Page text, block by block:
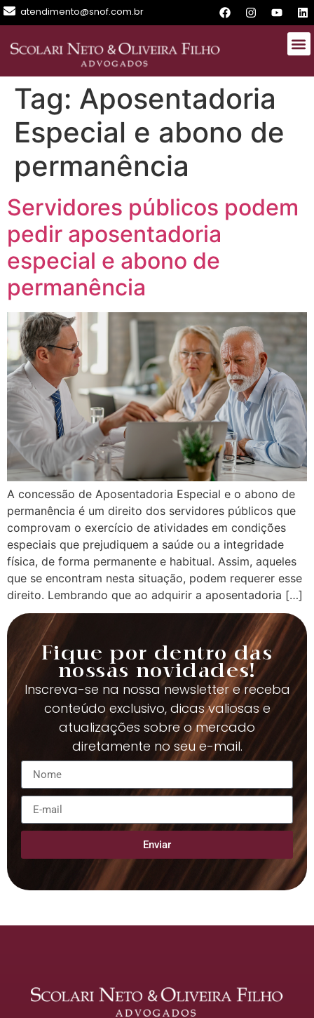
atendimento@snof.com.br
Tag: Aposentadoria
Especial e abono de
permanência
Servidores públicos podem
pedir aposentadoria
especial e abono de
permanência
A concessão de Aposentadoria Especial e o abono de
permanência é um direito dos servidores públicos que
comprovam o exercício de atividades em condições
especiais que prejudiquem a saúde ou a integridade
física, de forma permanente e habitual. Assim, aqueles
que se encontram nesta situação, podem requerer esse
direito. Lembrando que ao adquirir a aposentadoria […]
Fique por dentro das
nossas novidades!
Inscreva-se na nossa newsletter e receba
conteúdo exclusivo, dicas valiosas e
atualizações sobre o mercado
diretamente no seu e-mail.
Enviar